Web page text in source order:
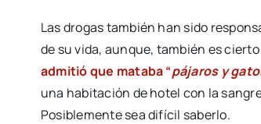
Las drogas también han sido
de su vida, aunque, también es
admitió que mataba “pájaros y
una habitación de hotel con la
Posiblemente sea difícil saberlo.